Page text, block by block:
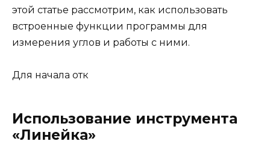
этой статье рассмотрим, как использовать
встроенные функции программы для
измерения углов и работы с ними.
Для начала отк
Использование инструмента
«Линейка»